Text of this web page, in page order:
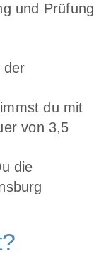
und Prüfung
der
du mit
von 3,5
die